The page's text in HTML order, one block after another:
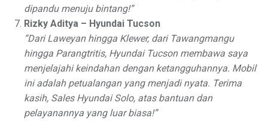
dipandu menuju bintang!”
Rizky Aditya – Hyundai Tucson
“Dari Laweyan hingga Klewer, dari Tawangmangu
hingga Parangtritis, Hyundai Tucson membawa saya
menjelajahi keindahan dengan ketangguhannya. Mobil
ini adalah petualangan yang menjadi nyata. Terima
kasih, Sales Hyundai Solo, atas bantuan dan
pelayanannya yang luar biasa!”